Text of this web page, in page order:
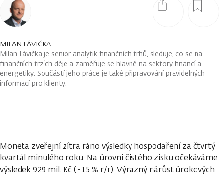
MILAN LÁVIČKA
Milan Lávička je senior analytik finančních trhů, sleduje, co se na
finančních trzích děje a zaměřuje se hlavně na sektory financí a
energetiky. Součástí jeho práce je také připravování pravidelných
informací pro klienty.
Moneta zveřejní zítra ráno výsledky hospodaření za čtvrtý
kvartál minulého roku. Na úrovni čistého zisku očekáváme
výsledek 929 mil. Kč (-15 % r/r). Výrazný nárůst úrokových